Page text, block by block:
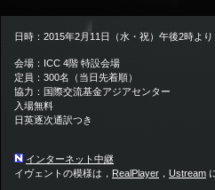
日時：2015年2月11日（水・祝）午後2時より
会場：ICC 4階 特設会場
定員：300名（当日先着順）
協力：国際交流基金アジアセンター
入場無料
日英逐次通訳つき
インターネット中継
イヴェントの模様は， RealPlayer ， Ustream